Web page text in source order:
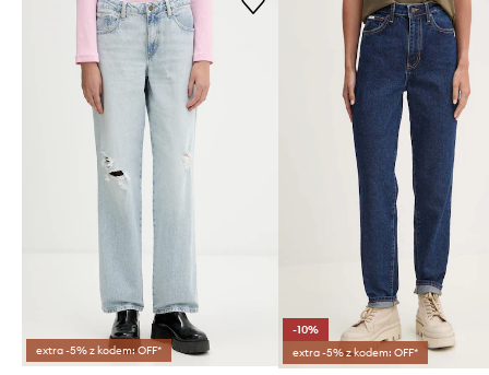
extra -5% z kodem: OFF*
-10%
extra -5% z kodem: OFF*